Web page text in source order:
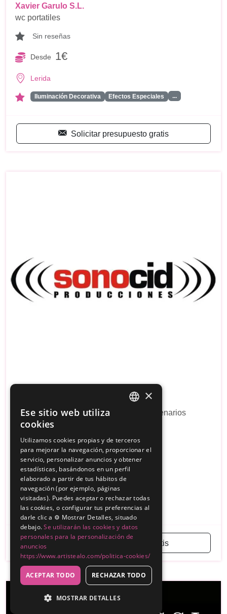
Xavier Garulo S.L.
wc portatiles
Sin reseñas
Desde 1€
Lerida
Iluminación Decorativa Efectos Especiales ...
Solicitar presupuesto gratis
Baños portátiles, Parques infantiles, escenarios
móviles, orquestas...
Sin reseñas
Desde 200€
Burgos
Orquesta Grupo Musical Infantil ...
Solicitar presupuesto gratis
×
Ese sitio web utiliza
cookies
Utilizamos cookies propias y de terceros
para mejorar la navegación, proporcionar el
servicio, personalizar anuncios y obtener
estadísticas, basándonos en un perfil
elaborado a partir de tus hábitos de
navegación (por ejemplo, páginas
visitadas). Puedes aceptar o rechazar todas
las cookies, o configurar tus preferencias al
darle clic a ⚙️ Mostrar Detalles, situado
debajo.Se utilizarán las cookies y datos
personales para la personalización de
anuncios
https://www.artistealo.com/politica-cookies/
ACEPTAR TODO RECHAZAR TODO
MOSTRAR DETALLES